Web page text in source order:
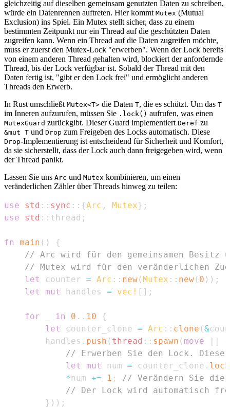
gleichzeitig auf dieselben gemeinsam genutzten Daten zu schreiben,
würde ein Datenrennen auftreten. Hier kommt Mutex (Mutual
Exclusion) ins Spiel. Ein Mutex stellt sicher, dass zu einem
bestimmten Zeitpunkt nur ein Thread auf die geschützten Daten
zugreifen kann. Wenn ein Thread auf die Daten zugreifen möchte,
muss er zuerst den Mutex-Lock "erwerben". Wenn der Lock bereits
von einem anderen Thread gehalten wird, blockiert der anfordernde
Thread, bis der Lock verfügbar ist. Sobald der Thread mit den
Daten fertig ist, "gibt er den Lock frei" und ermöglicht anderen
Threads den Erwerb.
In Rust umschließt Mutex<T> die Daten T, die es schützt. Um das T
im Inneren aufzurufen, müssen Sie .lock() aufrufen, was einen
MutexGuard zurückgibt. Dieser Guard implementiert Deref zu
&mut T und Drop zum Freigeben des Locks automatisch. Diese
Drop-Implementierung ist entscheidend für Sicherheit und Komfort,
da sie sicherstellt, dass der Lock auch dann freigegeben wird, wenn
der Thread panikt.
Lassen Sie uns Arc und Mutex kombinieren, um einen
veränderlichen Zähler über Threads hinweg zu teilen:
use std :: sync :: {Arc , Mutex} ;
use
std :: thread ;
fn main ( )
{
// Arc wird für den gemeinsamen Besitz
// Mutex wird für den veränderlichen
let
counter = Arc :: new(Mutex :: new( 0 ) ) ;
let
mut handles = vec! [ ] ;
for in 0 .. 10
{
let
counter_clone = Arc :: clone (&
        handles
. push ( thread :: spawn ( move | |
// Erwerben Sie den Lock.
let
mut num = counter_clone . lock
*num += 1 ;
// Verändern Sie die
// Der Lock wird automatisch
} ) ) ;